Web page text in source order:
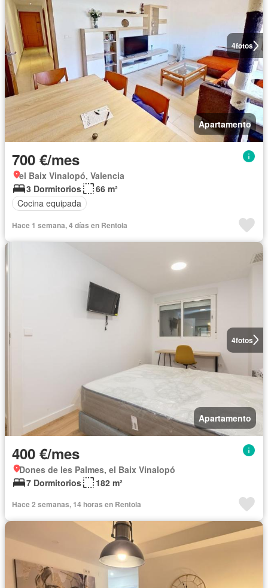
4fotos
Apartamento
700 €/mes
el Baix Vinalopó, Valencia
3 Dormitorios
66 m²
Cocina equipada
Hace 1 semana, 4 días en Rentola
4fotos
Apartamento
400 €/mes
Dones de les Palmes, el Baix Vinalopó
7 Dormitorios
182 m²
Hace 2 semanas, 14 horas en Rentola